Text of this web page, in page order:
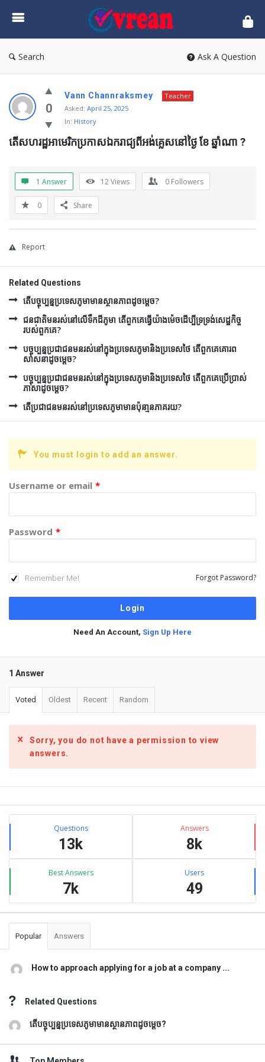
vrean.com
Search Ask A Question
0
Vann Channraksmey
Teacher
Asked: April 25, 2025
In: History
តើសហរដ្ឋអាមេរិកប្រកាសឯករាជ្យពីអង់គ្លេសនៅថ្ងៃ ខែ ឆ្នាំណា ?
1 Answer 12Views 0 Followers
0 Share
Report
Related Questions
តើបច្ចុប្បន្នប្រទេសភូមាមានស្ថានភាពដូចម្តេច?
ជនជាតិមនរស់នៅលើទឹកដីភូមា តើពួកគេធ្វើយ៉ាងម៉េចដើប្បីទ្រទ្រង់សេដ្ឋកិច្ច
របស់ពួកគេ?
បច្ចុប្បន្នប្រជាជនមនរស់នៅក្នុងប្រទេសភូមានិងប្រទេសថៃ តើពួកគេគោរព
សាសនាដូចម្តេច?
បច្ចុប្បន្នប្រជាជនមនរស់នៅក្នុងប្រទេសភូមានិងប្រទេសថៃ តើពួកគេប្រើប្រាស់
ភាសាដូចម្តេច?
តើប្រជាជនមនរស់នៅប្រទេសភូមាមានប៉ុនា្មនភាគរយ?
You must login to add an answer.
Username or email *
Password *
Remember Me! Forgot Password?
Need An Account, Sign Up Here
1 Answer
Voted Oldest Recent Random
Sorry, you do not have a permission to view
answers.
Sidebar
Stats Questions
13k
Answers
8k
Best Answers
7k
Users
49
Popular Answers
How to approach applying for a job at a company ...
Related Questions
តើបច្ចុប្បន្នប្រទេសភូមាមានស្ថានភាពដូចម្តេច?